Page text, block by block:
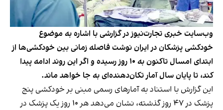
وب‌سایت خبری تجارت‌نیوز در گزارشی با اشاره به موضوع
خودکشی پزشکان در ایران نوشت فاصله زمانی بین خودکشی‌ها از
ابتدای امسال تاکنون به ۱۰ روز رسیده و اگر این روند ادامه پیدا
کند، تا پایان سال آمار تکان‌دهنده‌ای به جا خواهد ماند.
این گزارش با استناد به آمارهای رسمی مبنی بر خودکشی پنج
پزشک در ۴۷ روز گذشته، نشان می‌دهد هر ۱۰ روز یک پزشک در